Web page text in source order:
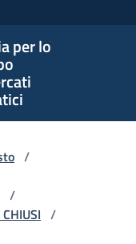
per lo
/
/
/